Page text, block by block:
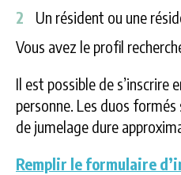
Un résident ou une
Vous avez le profil
Il est possible de
personne. Les duos
de jumelage dure
Remplir le formulaire